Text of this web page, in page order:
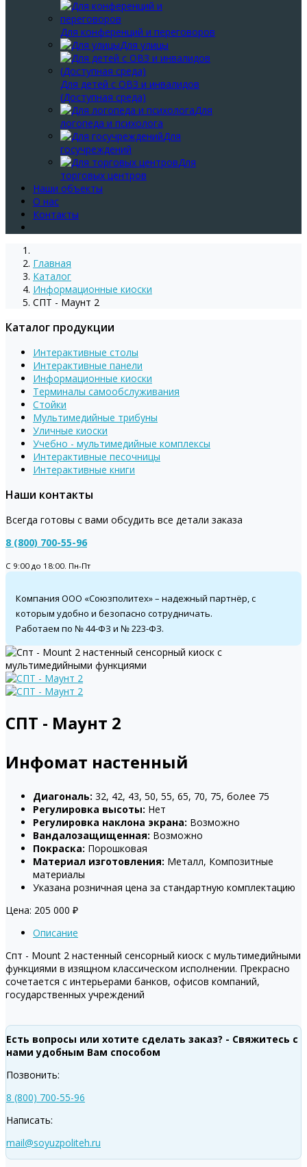
Для конференций и переговоров
Для улицы
Для детей с ОВЗ и инвалидов
(Доступная среда)
Для
логопеда и психолога
Для
госучреждений
Для
торговых центров
Наши объекты
О нас
Контакты
Главная
Каталог
Информационные киоски
СПТ - Маунт 2
Каталог продукции
Интерактивные столы
Интерактивные панели
Информационные киоски
Терминалы самообслуживания
Стойки
Мультимедийные трибуны
Уличные киоски
Учебно - мультимедийные комплексы
Интерактивные песочницы
Интерактивные книги
Наши контакты
Всегда готовы с вами обсудить все детали заказа
8 (800) 700-55-96
С 9:00 до 18:00. Пн-Пт
Компания ООО «Союзполитех» – надежный партнёр, с
которым удобно и безопасно сотрудничать.
Работаем по № 44-ФЗ и № 223-ФЗ.
СПТ - Маунт 2
Инфомат настенный
Диагональ: 32, 42, 43, 50, 55, 65, 70, 75, более 75
Регулировка высоты: Нет
Регулировка наклона экрана: Возможно
Вандалозащищенная: Возможно
Покраска: Порошковая
Материал изготовления: Металл, Композитные
материалы
Указана розничная цена за стандартную комплектацию
Цена: 205 000 ₽
Описание
Спт - Mount 2 настенный сенсорный киоск с мультимедийными
функциями в изящном классическом исполнении. Прекрасно
сочетается с интерьерами банков, офисов компаний,
государственных учреждений
Есть вопросы или хотите сделать заказ? - Свяжитесь с
нами удобным Вам способом
Позвонить:
8 (800) 700-55-96
Написать:
mail@soyuzpoliteh.ru